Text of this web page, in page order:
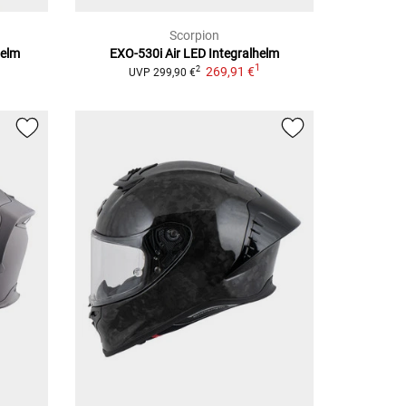
Scorpion
EXO-530i Air LED Integralhelm
UVP 299,90 €2 269,91 €1